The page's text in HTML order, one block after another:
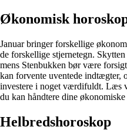
Økonomisk
Januar bringer forskellige
de forskellige stjernetegn.
mens Stenbukken bør være
kan forvente uventede indtægter,
investere i noget værdifuldt. Læs
du kan håndtere dine
Helbredshoroskop